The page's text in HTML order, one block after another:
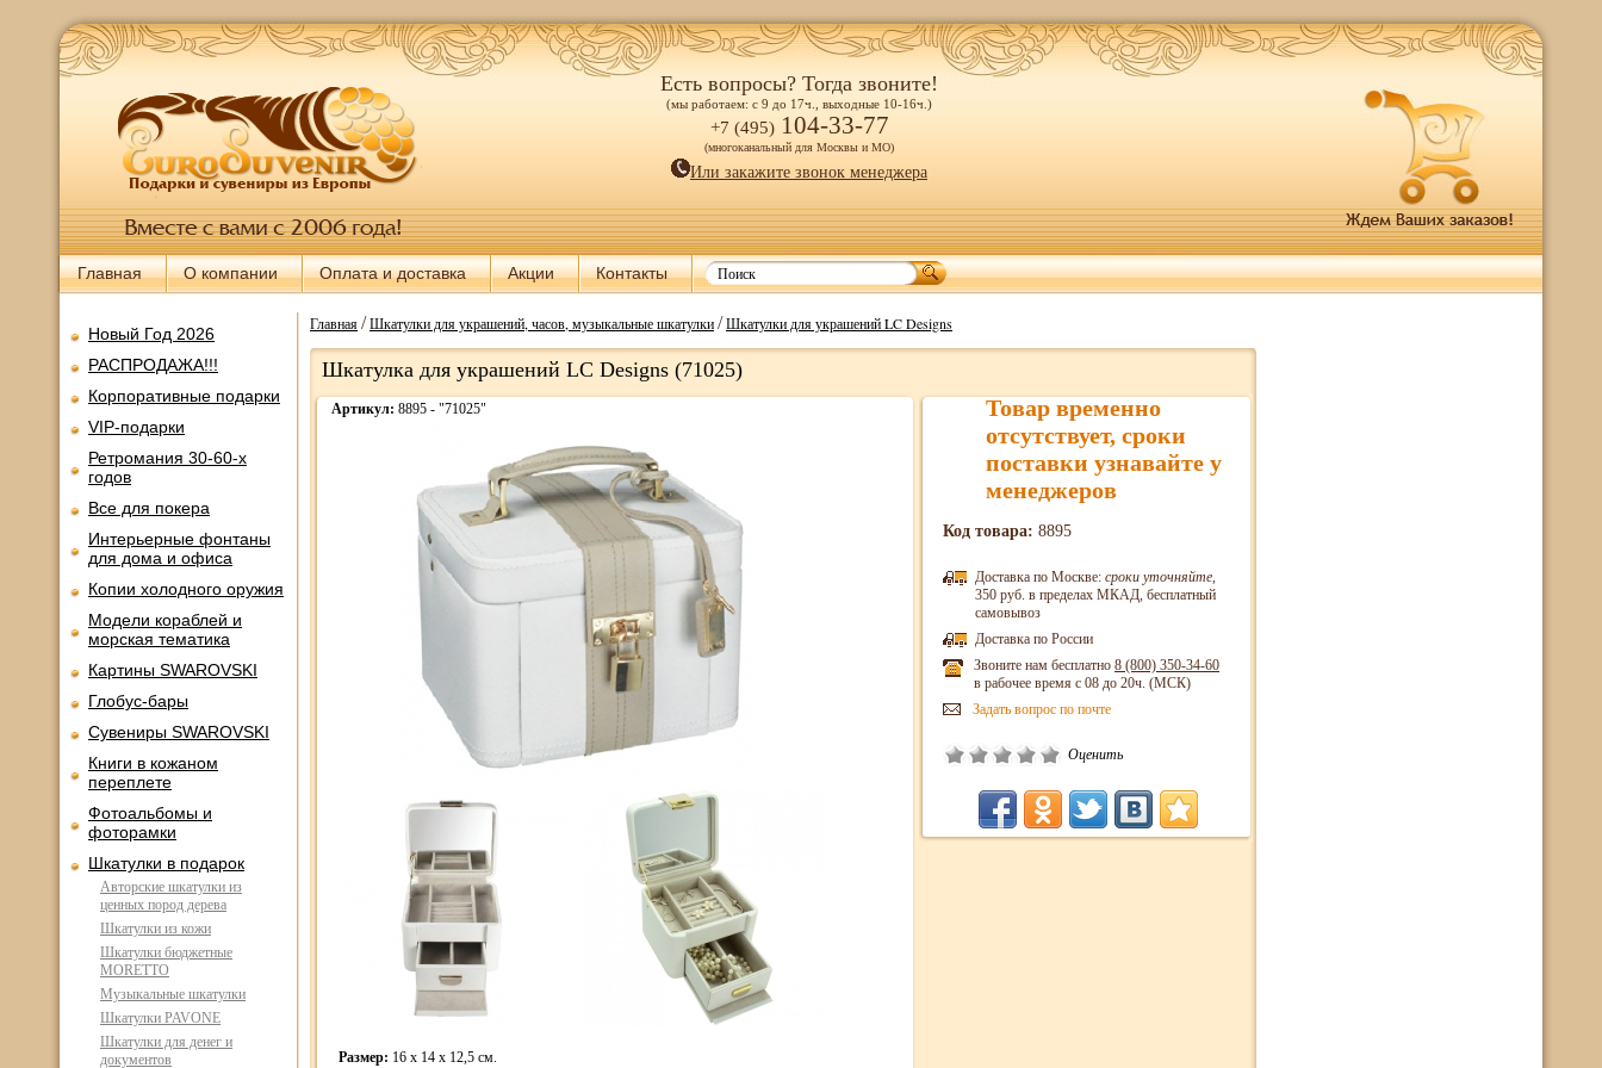
Есть вопросы? Тогда звоните!
(мы работаем: с 9 до 17ч., выходные 10-16ч.)
+7 (495) 104-33-77
(многоканальный для Москвы и МО)
Или закажите звонок менеджера
Главная О компании Оплата и доставка Акции Контакты
Новый Год 2026
РАСПРОДАЖА!!!
Корпоративные подарки
VIP-подарки
Ретромания 30-60-х
годов
Все для покера
Интерьерные фонтаны
для дома и офиса
Копии холодного оружия
Модели кораблей и
морская тематика
Картины SWAROVSKI
Глобус-бары
Сувениры SWAROVSKI
Книги в кожаном
переплете
Фотоальбомы и
фоторамки
Шкатулки в подарок
Авторские шкатулки из
ценных пород дерева
Шкатулки из кожи
Шкатулки бюджетные
MORETTO
Музыкальные шкатулки
Шкатулки PAVONE
Шкатулки для денег и
документов
Главная/Шкатулки для украшений, часов, музыкальные шкатулки/Шкатулки для украшений LC Designs
Шкатулка для украшений LC Designs (71025)
Артикул: 8895 - "71025"
Размер: 16 x 14 x 12,5 см.
Товар временно
отсутствует, сроки
поставки узнавайте у
менеджеров
Код товара: 8895
Доставка по Москве: сроки уточняйте,
350 руб. в пределах МКАД, бесплатный
самовывоз
Доставка по России
Звоните нам бесплатно 8 (800) 350-34-60
в рабочее время с 08 до 20ч. (МСК)
Задать вопрос по почте
Оценить